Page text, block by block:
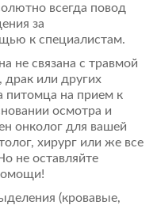
всегда повод
за
к специалистам.
не связана с травмой
или других
питомца на прием к
осмотра и
онколог для вашей
хирург или же все
не оставляйте
(кровавые,